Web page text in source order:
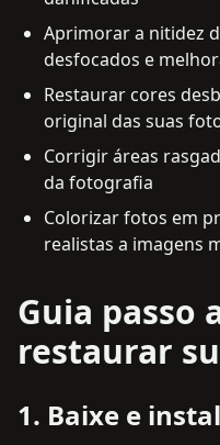
Aprimorar a nitidez
desfocados e
Restaurar cores
original das suas
Corrigir áreas
da fotografia
Colorizar fotos em
realistas a imagens
Guia passo
restaurar
1. Baixe e